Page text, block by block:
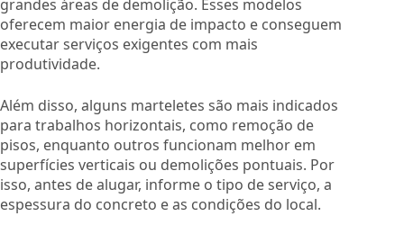
grandes áreas de demolição. Esses modelos
oferecem maior energia de impacto e conseguem
executar serviços exigentes com mais
produtividade.
Além disso, alguns marteletes são mais indicados
para trabalhos horizontais, como remoção de
pisos, enquanto outros funcionam melhor em
superfícies verticais ou demolições pontuais. Por
isso, antes de alugar, informe o tipo de serviço, a
espessura do concreto e as condições do local.